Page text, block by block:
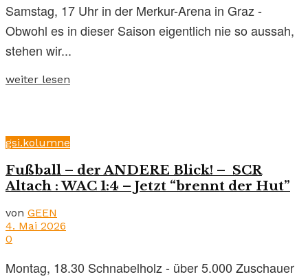
Samstag, 17 Uhr in der Merkur-Arena in Graz -
Obwohl es in dieser Saison eigentlich nie so aussah,
stehen wir...
weiter lesen
gsi.kolumne
Fußball – der ANDERE Blick! – SCR
Altach : WAC 1:4 – Jetzt “brennt der Hut”
von GEEN
4. Mai 2026
0
Montag, 18.30 Schnabelholz - über 5.000 Zuschauer